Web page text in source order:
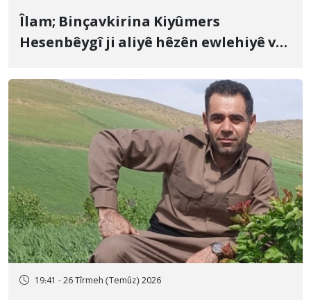
Îlam; Binçavkirina Kiyûmers
Hesenbêygî ji aliyê hêzên ewlehiyê ve
19:41 - 26 Tîrmeh (Temûz) 2026